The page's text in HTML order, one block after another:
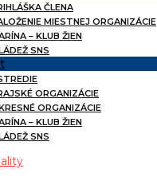
ČLENA
MIESTNEJ ORGANIZÁCIE
– KLUB ŽIEN
SNS
ORGANIZÁCIE
ORGANIZÁCIE
– KLUB ŽIEN
SNS